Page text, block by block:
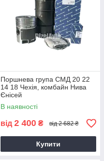
Поршнева група СМД 20 22
14 18 Чехія, комбайн Нива
Єнісей
В наявності
від 2 400 ₴ від 2 682 ₴
Купити